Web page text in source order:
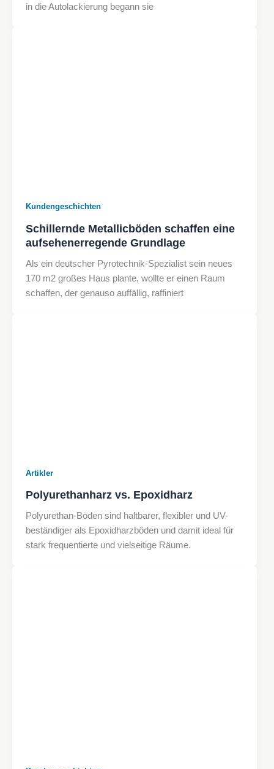
in die Autolackierung begann sie
Kundengeschichten
Schillernde Metallicböden schaffen eine
aufsehenerregende Grundlage
Als ein deutscher Pyrotechnik-Spezialist sein neues
170 m2 großes Haus plante, wollte er einen Raum
schaffen, der genauso auffällig, raffiniert
Artikler
Polyurethanharz vs. Epoxidharz
Polyurethan-Böden sind haltbarer, flexibler und UV-
beständiger als Epoxidharzböden und damit ideal für
stark frequentierte und vielseitige Räume.